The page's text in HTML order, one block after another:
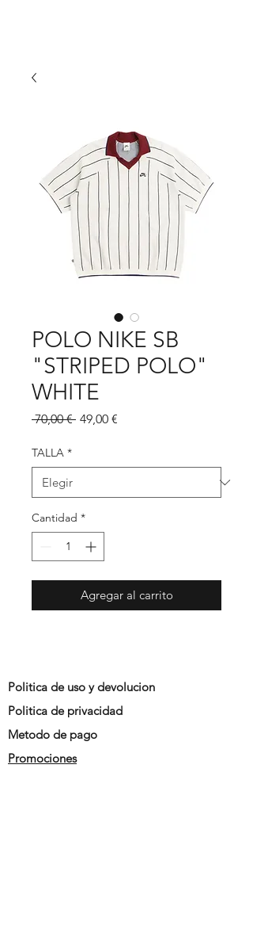
POLO NIKE SB
"STRIPED POLO"
WHITE
70,00 € Precio
49,00 €
TALLA *
Cantidad *
Agregar al carrito
Politica de uso y devolucion
Politica de privacidad
Metodo de pago
Promociones